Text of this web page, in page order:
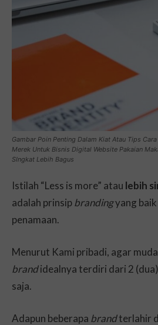
Gambar Poin Penting Dalam Kiat Atau Tips
Merek Untuk Bisnis Digital Website Pakaian
SIngkat Lebih Bagus
Istilah “Less is more” atau lebih
adalah prinsip brandingyang
penamaan.
Menurut Kami pribadi, agar
brandidealnya terdiri dari 2
saja.
Adapun beberapa brandterlahir